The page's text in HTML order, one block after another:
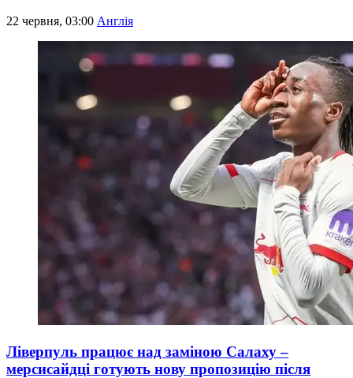
22 червня, 03:00 Англія
Ліверпуль працює над заміною Салаху –
мерсисайдці готують нову пропозицію після